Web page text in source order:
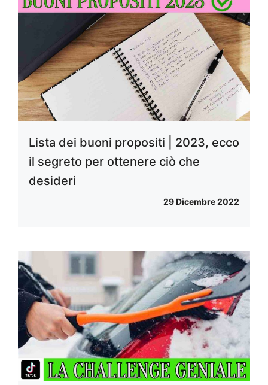
Lista dei buoni propositi | 2023, ecco
il segreto per ottenere ciò che
desideri
29 Dicembre 2022